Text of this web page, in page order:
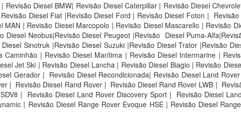
Diesel BMW| Revisão Diesel Caterpillar | Revisão Diesel
Diesel Fiat |Revisão Diesel Ford | Revisão Diesel Foton |
| Revisão Diesel Marcopolo | Revisão Diesel Mascarello | Revisão
Neobus|Revisão Diesel Peugeot |Revisão Diesel Puma-
Sinotruk |Revisão Diesel Suzuki |Revisão Diesel Trator |Revisão
Caminhão | Revisão Diesel Marítima | Revisão Diesel Intermarine |
Jet Ski | Revisão Diesel Lancha | Revisão Diesel Biagio | Revisão
Gerador | Revisão Diesel Recondicionada| Revisão Diesel Land
| Revisão Diesel Rand Rover | Revisão Diesel Rand Rover LWB |
| Revisão Diesel Land Rover Discovery Sport | Revisão Diesel
| Revisão Diesel Range Rover Evoque HSE | Revisão Diesel